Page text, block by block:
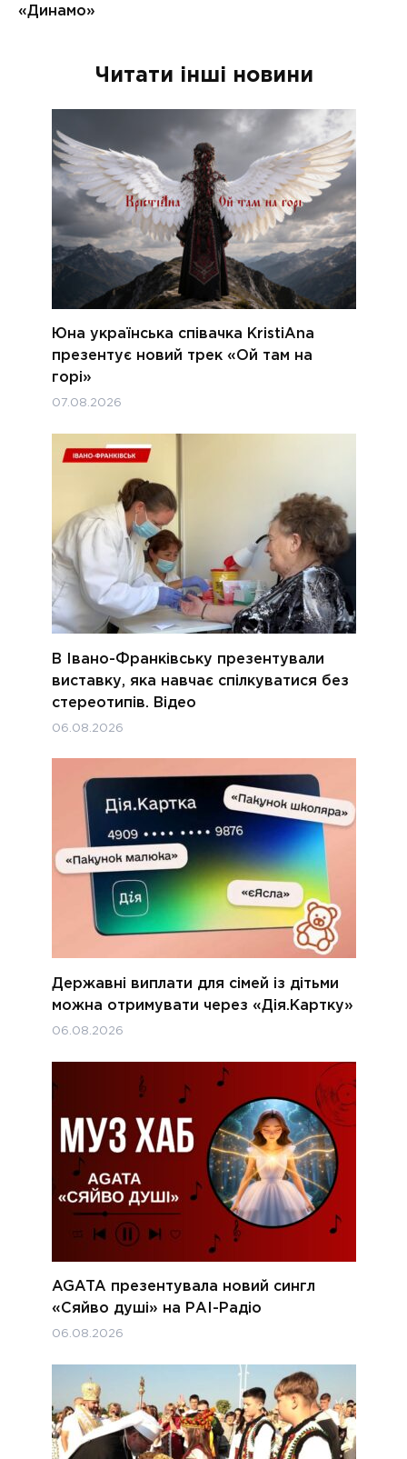
Читати інші новини
Юна українська співачка KristiAna
презентує новий трек «Ой там на
горі»
07.08.2026
В Івано-Франківську презентували
виставку, яка навчає спілкуватися без
стереотипів. Відео
06.08.2026
Державні виплати для сімей із дітьми
можна отримувати через «Дія.Картку»
06.08.2026
AGATA презентувала новий сингл
«Сяйво душі» на РАІ-Радіо
06.08.2026